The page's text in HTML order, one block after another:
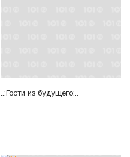
..:Гости из будущего:..